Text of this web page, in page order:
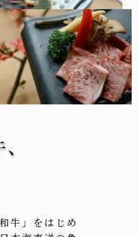
牛」をはじめ